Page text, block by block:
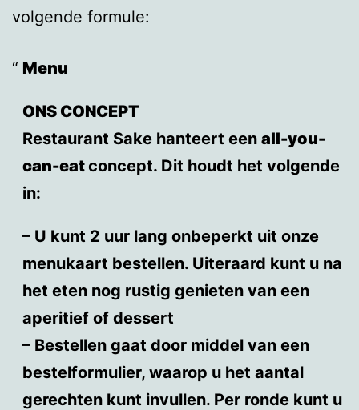
volgende formule:
Menu
ONS CONCEPT
Restaurant Sake hanteert een all-you-
can-eatconcept. Dit houdt het volgende
in:
– U kunt 2 uur lang onbeperkt uit onze
menukaart bestellen. Uiteraard kunt u na
het eten nog rustig genieten van een
aperitief of dessert
– Bestellen gaat door middel van een
bestelformulier, waarop u het aantal
gerechten kunt invullen. Per ronde kunt u